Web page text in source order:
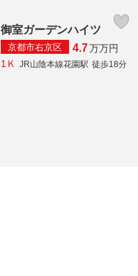
御室ガーデンハイツ
京都市右京区 4.7万万円
1Ｋ JR山陰本線花園駅 徒歩18分